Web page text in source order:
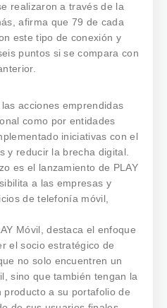
realizaron a través de la
afirma que 79 de cada
este tipo de conexión y
puntos si se compara con
acciones emprendidas
como por entidades
iniciativas con el
y reducir la brecha digital.
es el lanzamiento de PLAY
a las empresas y
de telefonía móvil,
Móvil, destaca el enfoque
el socio estratégico de
no solo encuentren un
sino que también tengan la
a su portafolio de